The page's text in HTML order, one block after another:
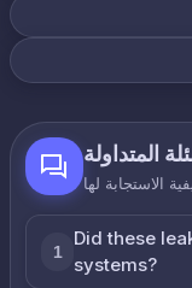
المتداولة
الاستجابة لها
1
Did these
systems?